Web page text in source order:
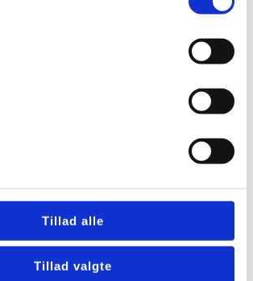
Tillad alle
Tillad valgte